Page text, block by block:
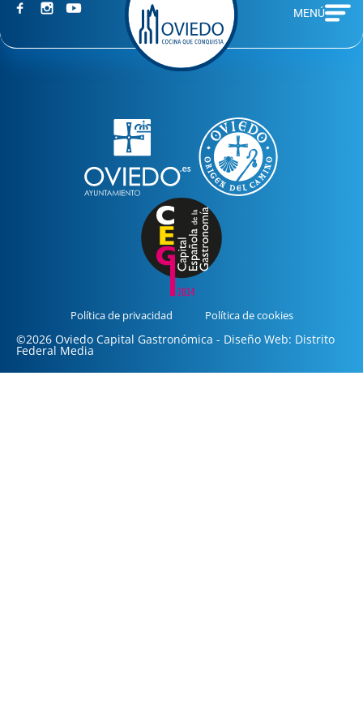
MENÚ
Política de privacidad Política de cookies
©2026 Oviedo Capital Gastronómica - Diseño Web: Distrito
Federal Media